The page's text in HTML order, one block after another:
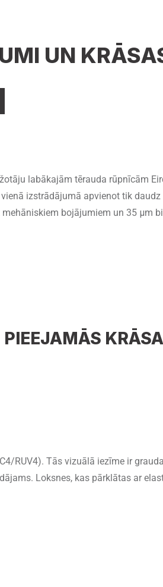
UN
labākajām tērauda rūpnīcām
izstrādājumā apvienot tik
mehāniskiem bojājumiem un 35 μm
PIEEJAMĀS
RUV4). Tās vizuālā iezīme ir
Loksnes, kas pārklātas ar